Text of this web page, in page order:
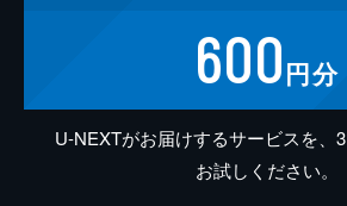
600円分
U-NEXTがお届けするサービスを、
お試しください。